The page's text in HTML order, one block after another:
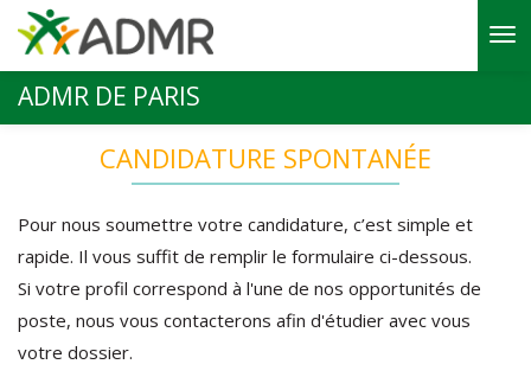
Aller au contenu principal
ADMR DE PARIS
CANDIDATURE SPONTANÉE
Pour nous soumettre votre candidature, c’est simple et
rapide. Il vous suffit de remplir le formulaire ci-dessous.
Si votre profil correspond à l'une de nos opportunités de
poste, nous vous contacterons afin d'étudier avec vous
votre dossier.